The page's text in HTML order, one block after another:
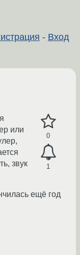
- Вход
0
1
или
звук
ещё год